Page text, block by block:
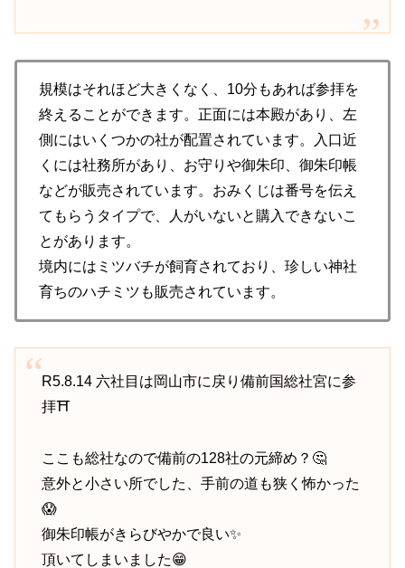
規模はそれほど大きくなく、10分もあれば参拝を
終えることができます。正面には本殿があり、左
側にはいくつかの社が配置されています。入口近
くには社務所があり、お守りや御朱印、御朱印帳
などが販売されています。おみくじは番号を伝え
てもらうタイプで、人がいないと購入できないこ
とがあります。
境内にはミツバチが飼育されており、珍しい神社
育ちのハチミツも販売されています。
R5.8.14 六社目は岡山市に戻り備前国総社宮に参
拝⛩️
ここも総社なので備前の128社の元締め？🤔
意外と小さい所でした、手前の道も狭く怖かった
😱
御朱印帳がきらびやかで良い✨
頂いてしまいました😁